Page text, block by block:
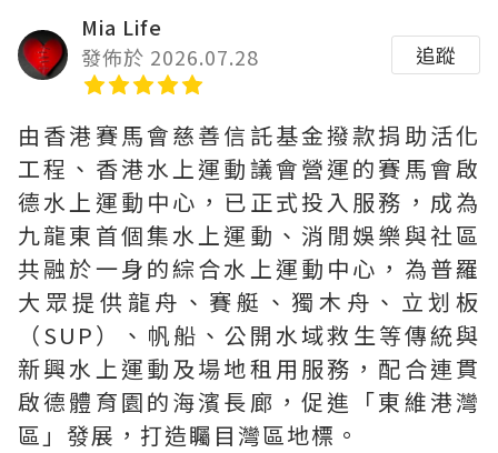
Mia Life
發佈於 2026.07.28
追蹤
由香港賽馬會慈善信託基金撥款捐助活化
工程、香港水上運動議會營運的賽馬會啟
德水上運動中心，已正式投入服務，成為
九龍東首個集水上運動、消閒娛樂與社區
共融於一身的綜合水上運動中心，為普羅
大眾提供龍舟、賽艇、獨木舟、立划板
（SUP）、帆船、公開水域救生等傳統與
新興水上運動及場地租用服務，配合連貫
啟德體育園的海濱長廊，促進「東維港灣
區」發展，打造矚目灣區地標。